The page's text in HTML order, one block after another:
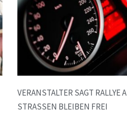
VERANSTALTER SAGT RALLYE
STRASSEN BLEIBEN FREI